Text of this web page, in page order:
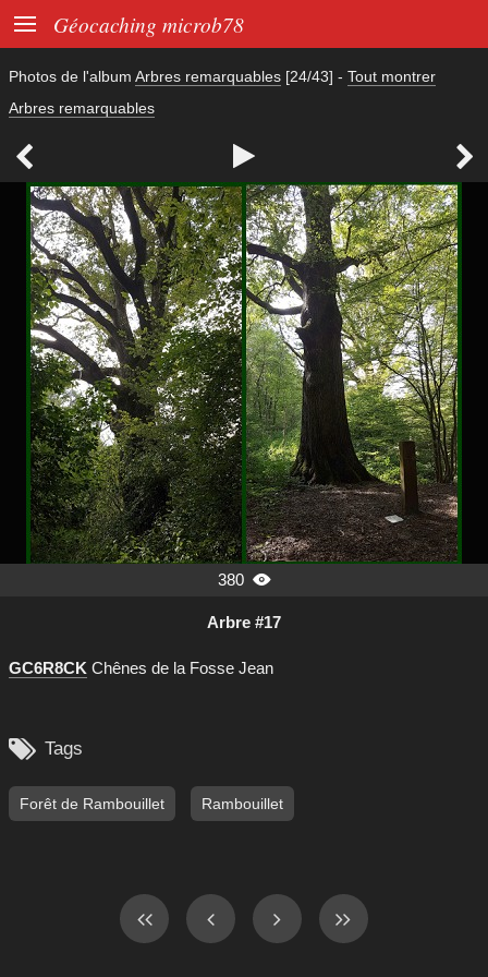
 Géocaching microb78
Photos de l'album Arbres remarquables [24/43] - Tout montrer
Arbres remarquables
  
380 
Arbre #17
GC6R8CK Chênes de la Fosse Jean
 Tags
Forêt de Rambouillet Rambouillet